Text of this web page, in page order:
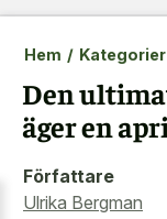
Hem / Kategorier
Den
äger en
Författare
Ulrika Bergman